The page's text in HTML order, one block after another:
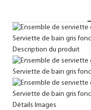
Description du produit
Détails Images